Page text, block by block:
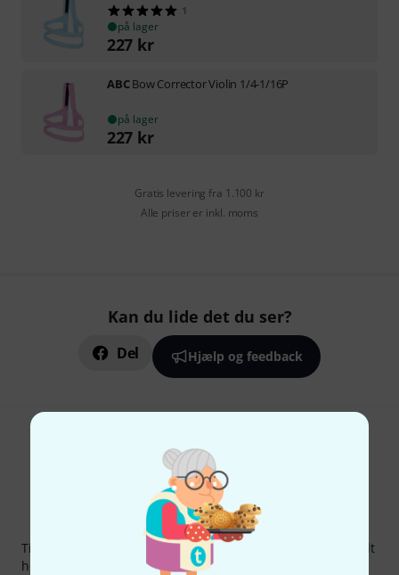
1
på lager
227 kr
ABCBow Corrector Violin 1/4-1/16P
på lager
227 kr
Gratis levering fra 1.100 kr
Alle priser er inkl. moms
Kan du lide det du ser?
Del Hjælp og feedback
Thomann Newsletter
Tilmeld dig Thomann Nyhedsbrevet på engelsk og med lidt
held kan du vinde en af
50 gavekort